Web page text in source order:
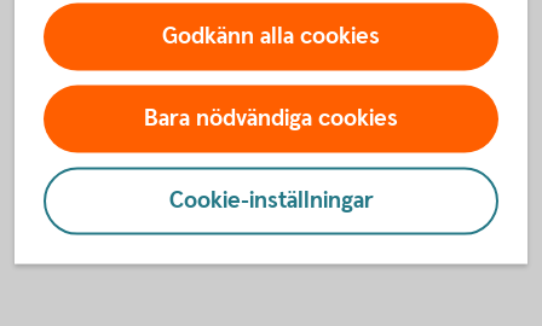
Kontakta oss
Har du frågor? Välkommen att kontakta oss på
telefon.
Ansök på 0511-280 00
Godkänn alla cookies
Bara nödvändiga cookies
Cookie-inställningar